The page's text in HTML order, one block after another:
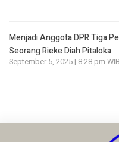
Menjadi Anggota DPR Tiga
Seorang Rieke Diah Pitaloka
September 5, 2025 | 8:28 pm WIB